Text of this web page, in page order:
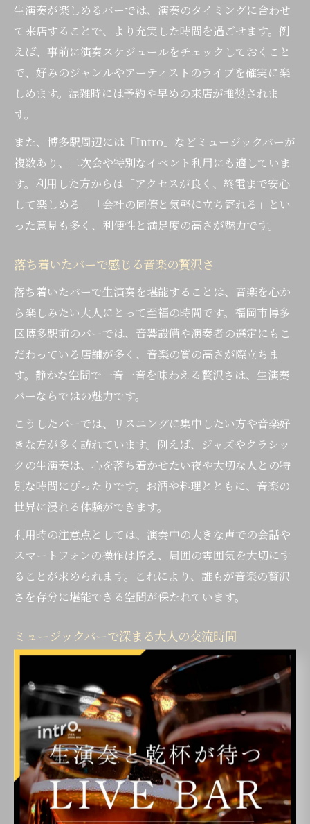
生演奏が楽しめるバーでは、演奏のタイミングに合わせ
て来店することで、より充実した時間を過ごせます。例
えば、事前に演奏スケジュールをチェックしておくこと
で、好みのジャンルやアーティストのライブを確実に楽
しめます。混雑時には予約や早めの来店が推奨されま
す。
また、博多駅周辺には「Intro」などミュージックバーが
複数あり、二次会や特別なイベント利用にも適していま
す。利用した方からは「アクセスが良く、終電まで安心
して楽しめる」「会社の同僚と気軽に立ち寄れる」とい
った意見も多く、利便性と満足度の高さが魅力です。
落ち着いたバーで感じる音楽の贅沢さ
落ち着いたバーで生演奏を堪能することは、音楽を心か
ら楽しみたい大人にとって至福の時間です。福岡市博多
区博多駅前のバーでは、音響設備や演奏者の選定にもこ
だわっている店舗が多く、音楽の質の高さが際立ちま
す。静かな空間で一音一音を味わえる贅沢さは、生演奏
バーならではの魅力です。
こうしたバーでは、リスニングに集中したい方や音楽好
きな方が多く訪れています。例えば、ジャズやクラシッ
クの生演奏は、心を落ち着かせたい夜や大切な人との特
別な時間にぴったりです。お酒や料理とともに、音楽の
世界に浸れる体験ができます。
利用時の注意点としては、演奏中の大きな声での会話や
スマートフォンの操作は控え、周囲の雰囲気を大切にす
ることが求められます。これにより、誰もが音楽の贅沢
さを存分に堪能できる空間が保たれています。
ミュージックバーで深まる大人の交流時間
ミュージックバーは、お酒や音楽だけでなく、人と人と
の交流が自然と生まれる場でもあります。福岡県福岡市
博多区博多駅前のバーでは、共通の趣味や音楽を介して
初対面の方とも打ち解けやすい雰囲気が特徴です。大人
同士が落ち着いて会話できるため、ビジネスの話からプ
ライベートな相談まで幅広く利用されています。
生演奏の合間やイベント時には、アーティストや他のお
客様とのコミュニケーションが活発になり、新たな出会